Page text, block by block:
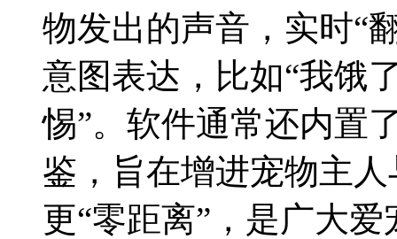
物发出的声音，实时“
意图表达，比如“我饿
惕”。软件通常还内置
鉴，旨在增进宠物主
更“零距离”，是广大